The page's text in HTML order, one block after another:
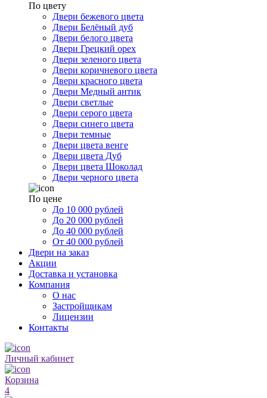
По цвету
Двери бежевого цвета
Двери Белёный дуб
Двери белого цвета
Двери Грецкий орех
Двери зеленого цвета
Двери коричневого цвета
Двери красного цвета
Двери Медный антик
Двери светлые
Двери серого цвета
Двери синего цвета
Двери темные
Двери цвета венге
Двери цвета Дуб
Двери цвета Шоколад
Двери черного цвета
По цене
До 10 000 рублей
До 20 000 рублей
До 40 000 рублей
От 40 000 рублей
Двери на заказ
Акции
Доставка и установка
Компания
О нас
Застройщикам
Лицензии
Контакты
Личный кабинет
Корзина
4